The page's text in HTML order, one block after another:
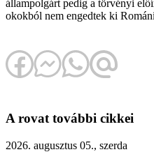
állampolgárt pedig a törvényi
okokból nem engedtek ki
A rovat további cikkei
2026. augusztus 05., szerda